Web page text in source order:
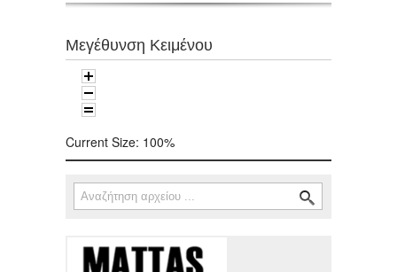
Μεγέθυνση Κειμένου
Current Size: 100%
Φόρμα αναζήτησης
Αναζήτηση